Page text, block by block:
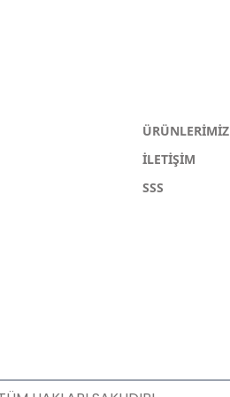
ÜRÜNLERİMİZ
İLETİŞİM
SSS